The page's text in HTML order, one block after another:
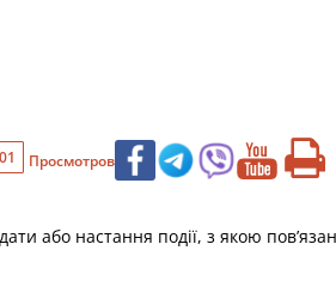
Просмотров
або настання події, з якою